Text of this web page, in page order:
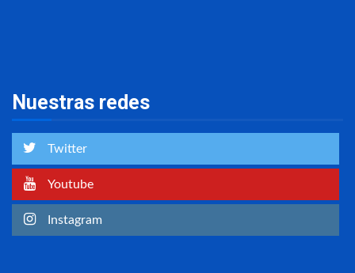
Nuestras redes
Twitter
Youtube
Instagram